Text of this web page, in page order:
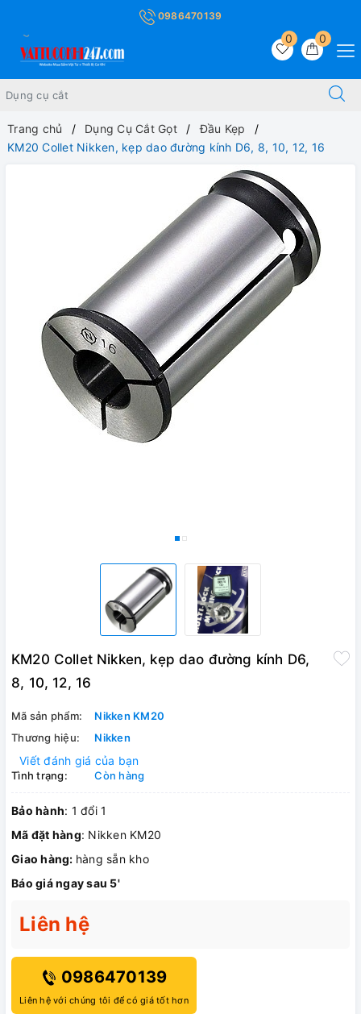
0986470139
0
0
Trang chủ Dụng Cụ Cắt Gọt
Đầu Kẹp
KM20 Collet Nikken, kẹp dao đường kính D6, 8, 10, 12, 16
KM20 Collet Nikken, kẹp dao đường kính D6,
8, 10, 12, 16
Mã sản phẩm:
Nikken KM20
Thương hiệu:
Nikken
Viết đánh giá của bạn
Tình trạng: Còn hàng
Bảo hành: 1 đổi 1
Mã đặt hàng: Nikken KM20
Giao hàng: hàng sẵn kho
Báo giá ngay sau 5'
Liên hệ
0986470139
Liên hệ với chúng tôi để có giá tốt hơn